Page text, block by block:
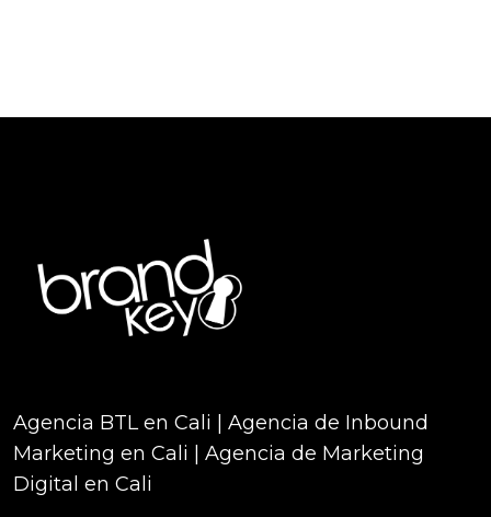
Agencia BTL en Cali | Agencia de Inbound
Marketing en Cali | Agencia de Marketing
Digital en Cali